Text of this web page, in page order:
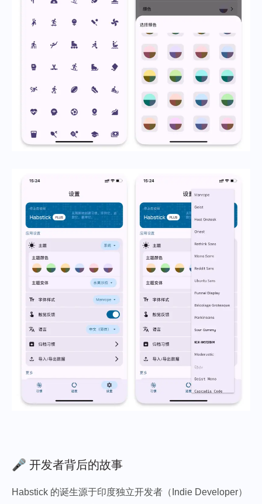
🎤 开发者背后的故事
Habstick 的诞生源于印度独立开发者（Indie Developer）